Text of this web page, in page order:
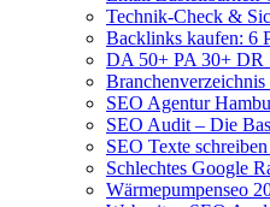
Technik-Check &
Backlinks kaufen: 6
DA 50+ PA 30+ DR
SEO Agentur
SEO Audit – Die
SEO Texte
Schlechtes Google
Wärmepumpenseo